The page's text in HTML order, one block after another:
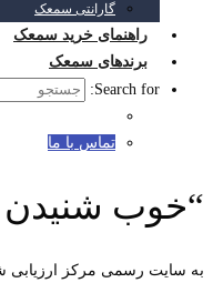
گارانتی سمعک
راهنمای خرید سمعک
برندهای سمعک
Search for:
تماس با ما
“خوب
به سایت رسمی مرکز ارزیابی